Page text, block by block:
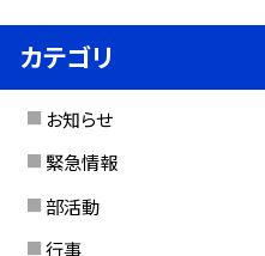
カテゴリ
お知らせ
緊急情報
部活動
行事